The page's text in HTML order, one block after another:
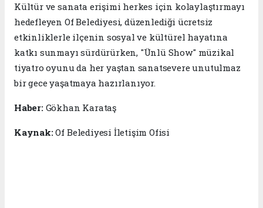
Kültür ve sanata erişimi herkes için kolaylaştırmayı
hedefleyen Of Belediyesi, düzenlediği ücretsiz
etkinliklerle ilçenin sosyal ve kültürel hayatına
katkı sunmayı sürdürürken, "Ünlü Show" müzikal
tiyatro oyunu da her yaştan sanatsevere unutulmaz
bir gece yaşatmaya hazırlanıyor.
Haber:Gökhan Karataş
Kaynak:Of Belediyesi İletişim Ofisi